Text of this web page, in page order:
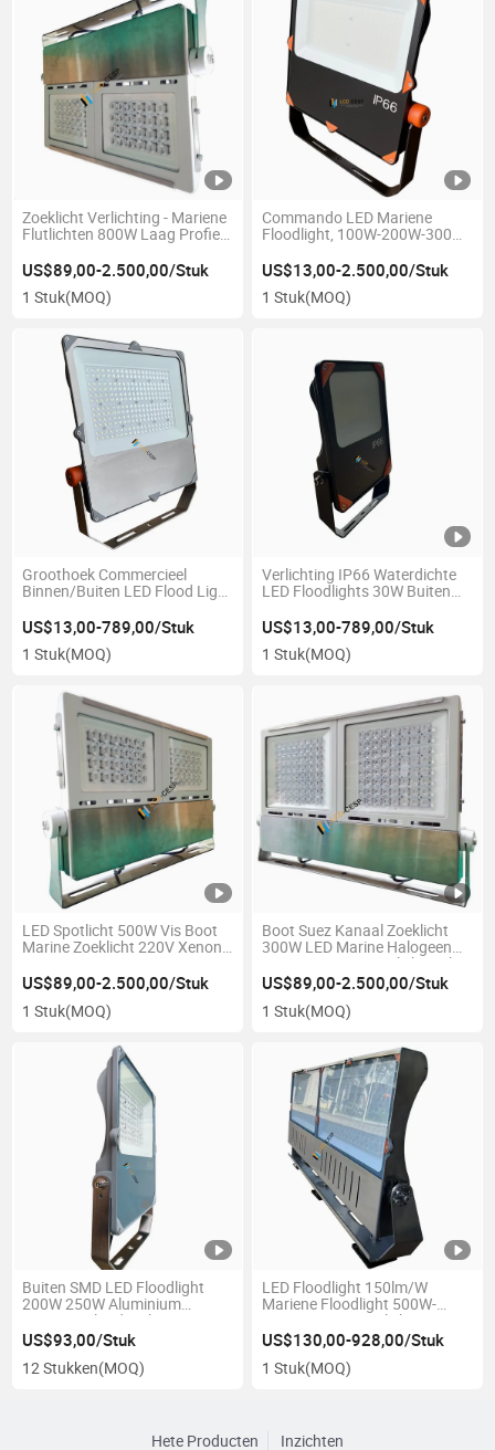
Zoeklicht Verlichting - Mariene
Flutlichten 800W Laag Profiel
US$89,00-2.500,00/Stuk
1 Stuk(MOQ)
Commando LED Mariene
Floodlight, 100W-200W-300W-
1000W, 120-277VAC, Medium
Flood, 5000K, Verlichting voor
Vissersschepen
US$13,00-2.500,00/Stuk
1 Stuk(MOQ)
Groothoek Commercieel
Binnen/Buiten LED Flood Light
Buitenverlichting Flood &
Beveiligingslichten 15000lm
LED Flood Light IP66
US$13,00-789,00/Stuk
1 Stuk(MOQ)
Verlichting IP66 Waterdichte
LED Floodlights 30W Buiten
Tuin, Garage, 3000K Witte LED
Beveiligingslamp, Mistig Glas
Anti Glare
US$13,00-789,00/Stuk
1 Stuk(MOQ)
LED Spotlicht 500W Vis Boot
Marine Zoeklicht 220V Xenon
US$89,00-2.500,00/Stuk
1 Stuk(MOQ)
Boot Suez Kanaal Zoeklicht
300W LED Marine Halogeen
3000W Marine Spotlicht Licht
US$89,00-2.500,00/Stuk
1 Stuk(MOQ)
Buiten SMD LED Floodlight
200W 250W Aluminium
Legering Flood Light Fittingen
US$93,00/Stuk
12 Stukken(MOQ)
LED Floodlight 150lm/W
Mariene Floodlight 500W-
1500W RGBW Verlichting
US$130,00-928,00/Stuk
1 Stuk(MOQ)
Hete Producten Inzichten